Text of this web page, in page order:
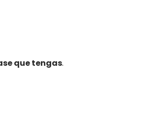
que tengas.